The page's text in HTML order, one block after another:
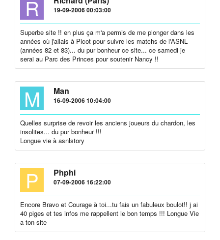
R 19-09-2006 00:03:00
Superbe site !! en plus ça m'a permis de me plonger dans les
années où j'allais à Picot pour suivre les matchs de l'ASNL
(années 82 et 83)... du pur bonheur ce site... ce samedi je
serai au Parc des Princes pour soutenir Nancy !!
M Man
16-09-2006 10:04:00
Quelles surprise de revoir les anciens joueurs du chardon, les
insolites... du pur bonheur !!!
Longue vie à asnlstory
P Phphi
07-09-2006 16:22:00
Encore Bravo et Courage à toi...tu fais un fabuleux boulot!! j ai
40 piges et tes infos me rappellent le bon temps !!! Longue Vie
a ton site